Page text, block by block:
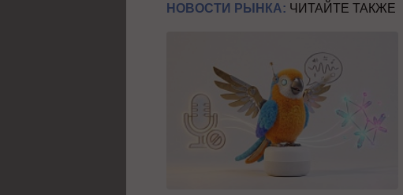
НОВОСТИ РЫНКА: ЧИТАЙТЕ ТАКЖЕ